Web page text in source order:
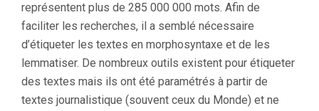
représentent plus de 285 000 000 mots. Afin de
faciliter les recherches, il a semblé nécessaire
d’étiqueter les textes en morphosyntaxe et de les
lemmatiser. De nombreux outils existent pour étiqueter
des textes mais ils ont été paramétrés à partir de
textes journalistique (souvent ceux du Monde) et ne